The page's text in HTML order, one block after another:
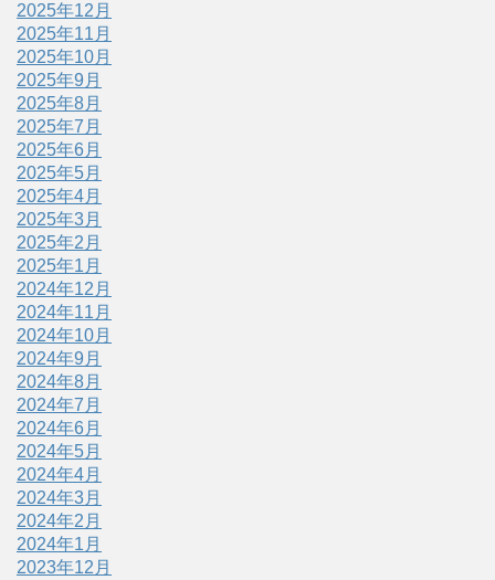
2025年12月
2025年11月
2025年10月
2025年9月
2025年8月
2025年7月
2025年6月
2025年5月
2025年4月
2025年3月
2025年2月
2025年1月
2024年12月
2024年11月
2024年10月
2024年9月
2024年8月
2024年7月
2024年6月
2024年5月
2024年4月
2024年3月
2024年2月
2024年1月
2023年12月